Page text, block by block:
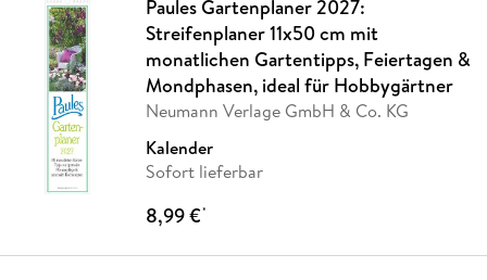
Paules Gartenplaner 2027:
Streifenplaner 11x50 cm mit
monatlichen Gartentipps, Feiertagen &
Mondphasen, ideal für Hobbygärtner
Neumann Verlage GmbH & Co. KG
Kalender
Sofort lieferbar
8,99 €*